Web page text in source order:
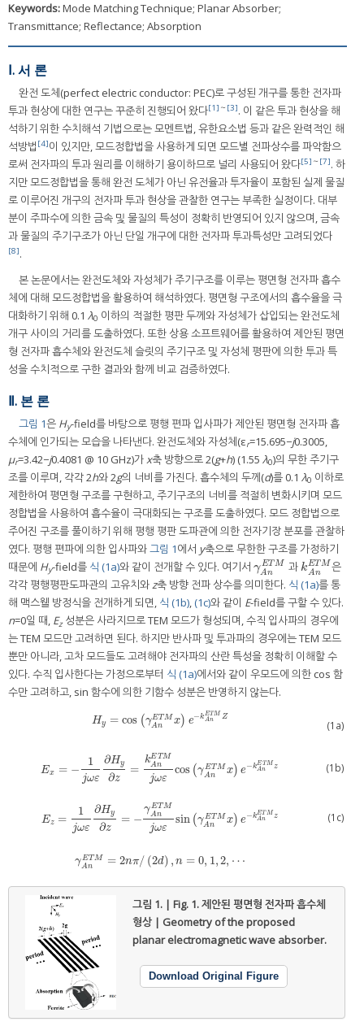
Keywords:Mode Matching Technique; Planar Absorber;
Transmittance; Reflectance; Absorption
Ⅰ. 서 론
완전 도체(perfect electric conductor: PEC)로 구성된 개구를 통한 전자파
투과 현상에 대한 연구는 꾸준히 진행되어 왔다[1] ～ [3]. 이 같은 투과 현상을 해
석하기 위한 수치해석 기법으로는 모멘트법, 유한요소법 등과 같은 완력적인 해
석방법 [4]이 있지만, 모드정합법을 사용하게 되면 모드별 전파상수를 파악함으
로써 전자파의 투과 원리를 이해하기 용이하므로 널리 사용되어 왔다[5] ～ [7]. 하
지만 모드정합법을 통해 완전 도체가 아닌 유전율과 투자율이 포함된 실제 물질
로 이루어진 개구의 전자파 투과 현상을 관찰한 연구는 부족한 실정이다. 대부
분이 주파수에 의한 금속 및 물질의 특성이 정확히 반영되어 있지 않으며, 금속
과 물질의 주기구조가 아닌 단일 개구에 대한 전자파 투과특성만 고려되었다
[8].
본 논문에서는 완전도체와 자성체가 주기구조를 이루는 평면형 전자파 흡수
체에 대해 모드정합법을 활용하여 해석하였다. 평면형 구조에서의 흡수율을 극
대화하기 위해 0.1 λ0 이하의 적절한 평판 두께와 자성체가 삽입되는 완전도체
개구 사이의 거리를 도출하였다. 또한 상용 소프트웨어를 활용하여 제안된 평면
형 전자파 흡수체와 완전도체 슬릿의 주기구조 및 자성체 평판에 의한 투과 특
성을 수치적으로 구한 결과와 함께 비교 검증하였다.
Ⅱ. 본 론
그림 1은 Hy-field를 바탕으로 평행 편파 입사파가 제안된 평면형 전자파 흡
수체에 인가되는 모습을 나타낸다. 완전도체와 자성체(εr=15.695−j0.3005,
μr=3.42−j0.4081 @ 10 GHz)가x축 방향으로 2(g+h) (1.55 λ0)의 무한 주기구
조를 이루며, 각각 2h와 2g의 너비를 가진다. 흡수체의 두께(d)를 0.1 λ0 이하로
제한하여 평면형 구조를 구현하고, 주기구조의 너비를 적절히 변화시키며 모드
정합법을 사용하여 흡수율이 극대화되는 구조를 도출하였다. 모드 정합법으로
주어진 구조를 풀이하기 위해 평행 평판 도파관에 의한 전자기장 분포를 관찰하
였다. 평행 편파에 의한 입사파와그림 1에서 y축으로 무한한 구조를 가정하기
때문에 Hy-field를 식 (1a)와 같이 전개할 수 있다. 여기서 γ ET M
An
γAnET M
과kET M
An
kAnETM
은
각각 평행평판도파관의 고유치와z축 방향 전파 상수를 의미한다. 식 (1a)를 통
해 맥스웰 방정식을 전개하게 되면, 식 (1b),(1c)와 같이 E-field를 구할 수 있다.
n=0일 때, Ez성분은 사라지므로 TEM 모드가 형성되며, 수직 입사파의 경우에
는 TEM 모드만 고려하면 된다. 하지만 반사파 및 투과파의 경우에는 TEM 모드
뿐만 아니라, 고차 모드들도 고려해야 전자파의 산란 특성을 정확히 이해할 수
있다. 수직 입사한다는 가정으로부터 식 (1a)에서와 같이 우모드에 의한 cos 함
수만 고려하고, sin 함수에 의한 기함수 성분은 반영하지 않는다.
Hy = cos (γETM
An x) e−kETM
An Z
Hy=cos(γA nETMx)e− kAnETM Z (1a)
Ex = −
1
jωε
∂Hy
∂z
=
kETM
An
jωε
cos (γ ETM
An x) e−kETM
An z
Ex= −1 ωε∂Hy∂z=kA nET Mjωεcos(γAnETMx)e− kAnETM z (1b)
Ez =
1
jωε
∂Hy
∂z
= −
γETM
An
jωε
sin (γ ETM
An x) e−kETM
An z
Ez=1j ωε∂Hy∂z=− γAn ETMjωεsin(γA nETMx)e−kAnETM z (1c)
γETM
An = 2nπ/ (2d) , n = 0, 1,2, ⋯
γA nE TM=2nπ/(2d),n =0 1,2,⋯
그림 1. | Fig. 1.제안된 평면형 전자파 흡수체
형상 | Geometry of the proposed
planar electromagnetic wave absorber.
Download Original Figure